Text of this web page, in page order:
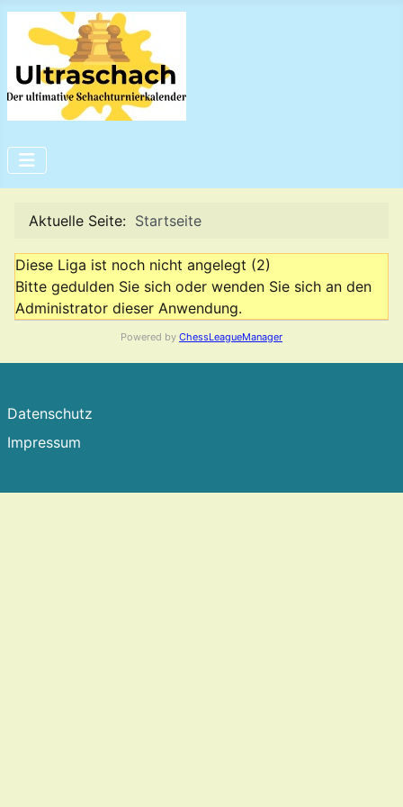
Aktuelle Seite: Startseite
Diese Liga ist noch nicht angelegt (2)
Bitte gedulden Sie sich oder wenden Sie sich an den
Administrator dieser Anwendung.
Powered by ChessLeagueManager
Datenschutz
Impressum